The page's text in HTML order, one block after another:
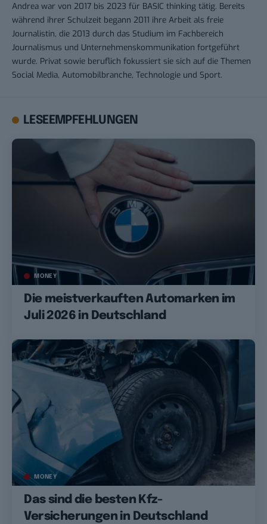
Andrea war von 2017 bis 2023 für BASIC thinking tätig. Bereits
während ihrer Schulzeit begann 2011 ihre Arbeit als freie
Journalistin, die 2013 durch das Studium im Fachbereich
Journalismus und Unternehmenskommunikation fortgeführt
wurde. Privat sowie beruflich fokussiert sie sich auf die Themen
Social Media, Automobilbranche, Technologie und Sport.
LESEEMPFEHLUNGEN
MONEY
Die meistverkauften Automarken im
Juli 2026 in Deutschland
MONEY
Das sind die besten Kfz-
Versicherungen in Deutschland